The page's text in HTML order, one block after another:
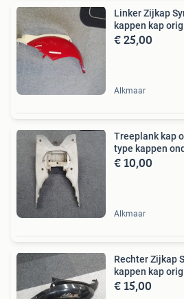
Linker Zijkap
kappen kap
€ 25,00
Alkmaar
Treeplank kap
type kappen
€ 10,00
Alkmaar
Rechter Zijkap
kappen kap
€ 15,00